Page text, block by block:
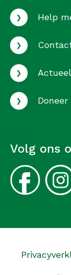
› Help
›
› Actueel
› Doneer
Volg ons